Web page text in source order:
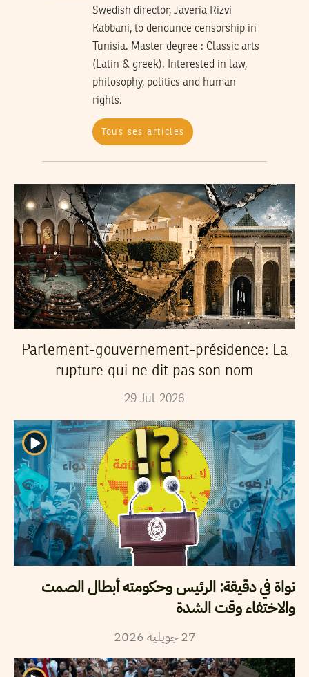
Swedish director, Javeria Rizvi
Kabbani, to denounce censorship in
Tunisia. Master degree : Classic arts
(Latin & greek). Interested in law,
philosophy, politics and human
rights.
Tous ses articles
Parlement-gouvernement-présidence: La
rupture qui ne dit pas son nom
29 Jul 2026
نواة في دقيقة: الرئيس وحكومته أبطال الصمت
والاختفاء وقت الشدة
27 جويلية2026